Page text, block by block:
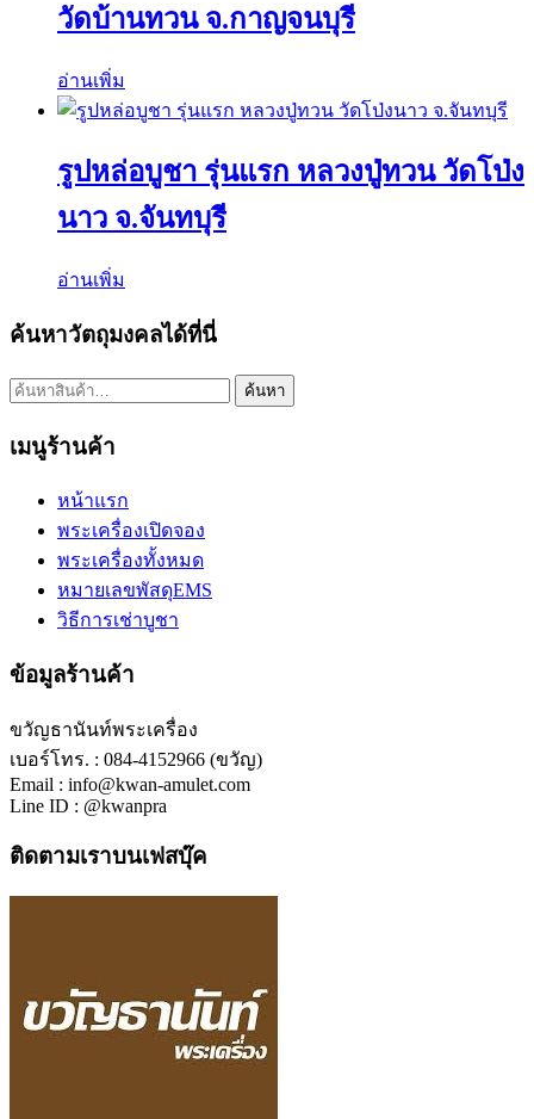
วัดบ้านทวน จ.กาญจนบุรี
อ่านเพิ่ม
รูปหล่อบูชา รุ่นแรก หลวงปู่ทวน วัดโป่ง
นาว จ.จันทบุรี
อ่านเพิ่ม
ค้นหาวัตถุมงคลได้ที่นี่
ค้นหา: ค้นหา
เมนูร้านค้า
หน้าแรก
พระเครื่องเปิดจอง
พระเครื่องทั้งหมด
หมายเลขพัสดุEMS
วิธีการเช่าบูชา
ข้อมูลร้านค้า
ขวัญธานันท์พระเครื่อง
เบอร์โทร. : 084-4152966 (ขวัญ)
Email : info@kwan-amulet.com
Line ID : @kwanpra
ติดตามเราบนเฟสบุ๊ค